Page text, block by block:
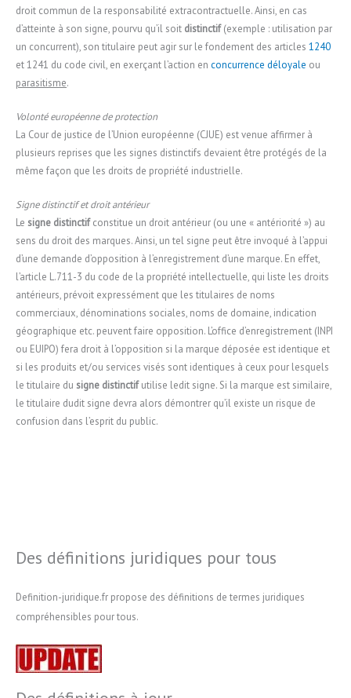
droit commun de la responsabilité extracontractuelle. Ainsi, en cas
d’atteinte à son signe, pourvu qu’il soit distinctif(exemple : utilisation par
un concurrent), son titulaire peut agir sur le fondement des articles 1240
et 1241 du code civil, en exerçant l’action en concurrence déloyale ou
parasitisme.
Volonté européenne de protection
La Cour de justice de l’Union européenne (CJUE) est venue affirmer à
plusieurs reprises que les signes distinctifs devaient être protégés de la
même façon que les droits de propriété industrielle.
Signe distinctif et droit antérieur
Le signe distinctifconstitue un droit antérieur (ou une « antériorité ») au
sens du droit des marques. Ainsi, un tel signe peut être invoqué à l’appui
d’une demande d’opposition à l’enregistrement d’une marque. En effet,
l’article L.711-3 du code de la propriété intellectuelle, qui liste les droits
antérieurs, prévoit expressément que les titulaires de noms
commerciaux, dénominations sociales, noms de domaine, indication
géographique etc. peuvent faire opposition. L’office d’enregistrement (INPI
ou EUIPO) fera droit à l’opposition si la marque déposée est identique et
si les produits et/ou services visés sont identiques à ceux pour lesquels
le titulaire du signe distinctifutilise ledit signe. Si la marque est similaire,
le titulaire dudit signe devra alors démontrer qu’il existe un risque de
confusion dans l’esprit du public.
Des définitions juridiques pour tous
Definition-juridique.fr propose des définitions de termes juridiques
compréhensibles pour tous.